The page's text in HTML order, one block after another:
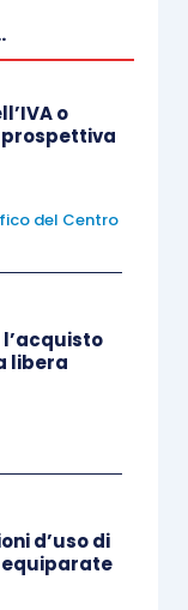
riportano
tale
al
negli
di quanto
per le
o
del Centro
libera
d’uso di